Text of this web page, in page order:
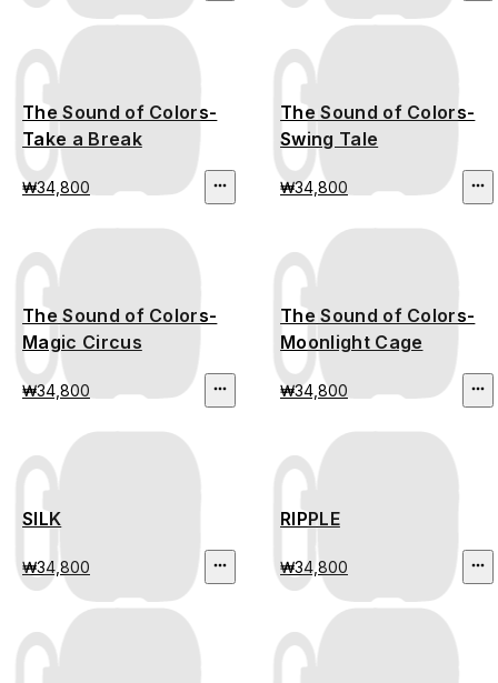
The Sound of Colors-
Take a Break
₩34,800
The Sound of Colors-
Swing Tale
₩34,800
The Sound of Colors-
Magic Circus
₩34,800
The Sound of Colors-
Moonlight Cage
₩34,800
SILK
₩34,800
RIPPLE
₩34,800